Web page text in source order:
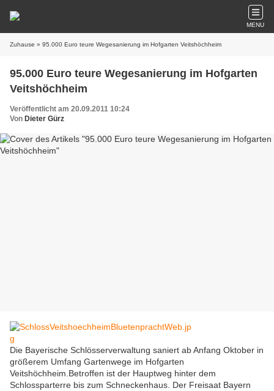
MENU
Zuhause » 95.000 Euro teure Wegesanierung im Hofgarten Veitshöchheim
95.000 Euro teure Wegesanierung im Hofgarten
Veitshöchheim
Veröffentlicht am 20.09.2011 10:24
Von Dieter Gürz
Die Bayerische Schlösserverwaltung saniert ab Anfang Oktober in
größerem Umfang Gartenwege im Hofgarten
Veitshöchheim.Betroffen ist der Hauptweg hinter dem
Schlossparterre bis zum Schneckenhaus. Der Freisaat Bayern